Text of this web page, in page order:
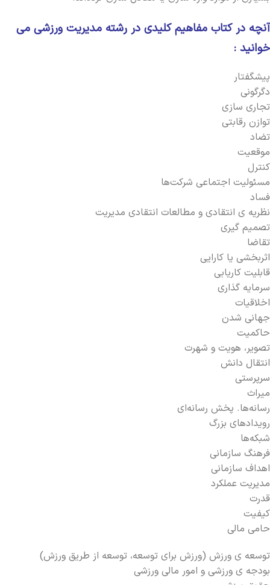
آنچه در کتاب مفاهیم کلیدی در رشته مدیریت ورزشی می
خوانید :
پیشگفتار
دگرگونی
تجاری سازی
توازن رقابتی
تضاد
موقعیت
کنترل
مسئولیت اجتماعی شرکت‌ها
فساد
نظریه‏ ی انتقادی و مطالعات انتقادی مدیریت
تصمیم گیری
تقاضا
اثربخشی یا کارایی
قابلیت کاریابی
سرمایه گذاری
اخلاقیات
جهانی شدن
حاکمیت
تصویر، هویت و شهرت
انتقال دانش
سرپرستی
میراث
رسانه‌ها. پخش رسانه‌ای
رویدادهای بزرگ
شبکه‌ها
فرهنگ سازمانی
اهداف سازمانی
مدیریت عملکرد
قدرت
کیفیت
حامی مالی
توسعه‏ ی ورزش (ورزش برای توسعه، توسعه از طریق ورزش)
بودجه‏ ی ورزشی و امور مالی ورزشی